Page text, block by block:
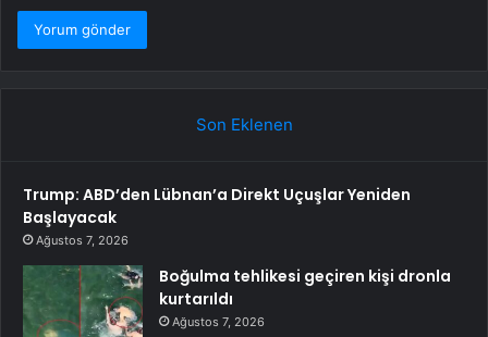
Son Eklenen
Trump: ABD’den Lübnan’a Direkt Uçuşlar Yeniden
Başlayacak
Ağustos 7, 2026
Boğulma tehlikesi geçiren kişi dronla
kurtarıldı
Ağustos 7, 2026